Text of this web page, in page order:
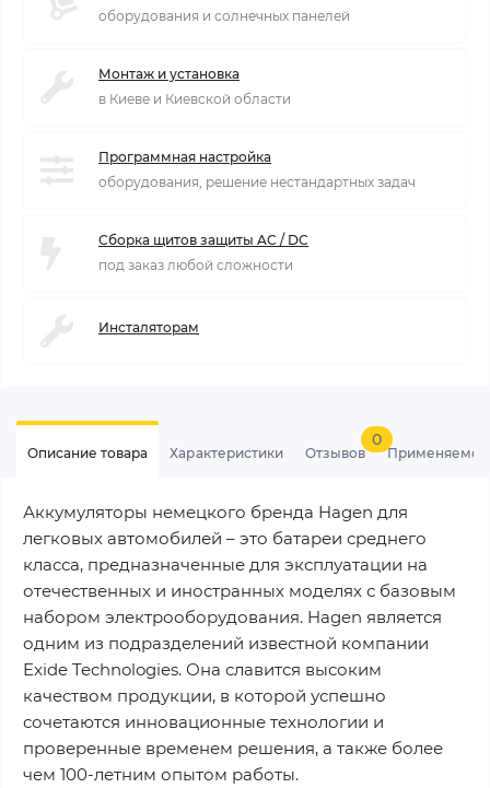
оборудования и солнечных панелей
Монтаж и установка
в Киеве и Киевской области
Программная настройка
оборудования, решение нестандартных задач
Сборка щитов защиты AC / DC
под заказ любой сложности
Инсталяторам
Описание товара Характеристики Отзывов
0
Аккумуляторы немецкого бренда Hagen для
легковых автомобилей – это батареи среднего
класса, предназначенные для эксплуатации на
отечественных и иностранных моделях с базовым
набором электрооборудования. Hagen является
одним из подразделений известной компании
Exide Technologies. Она славится высоким
качеством продукции, в которой успешно
сочетаются инновационные технологии и
проверенные временем решения, а также более
чем 100-летним опытом работы.